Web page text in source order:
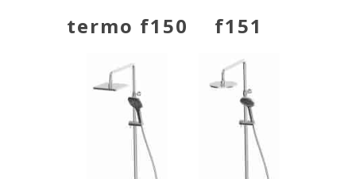
termo f150 f151